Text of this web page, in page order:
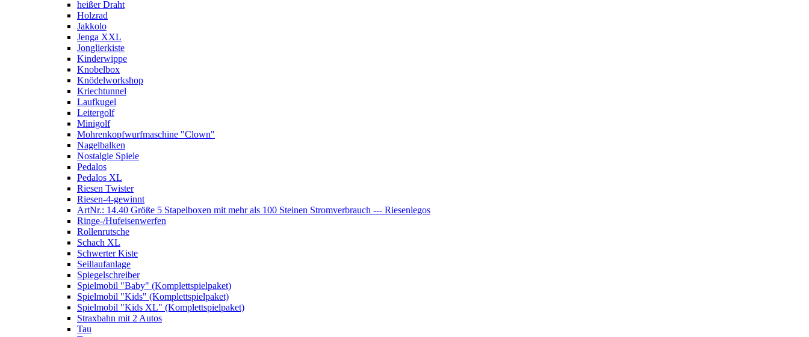
heißer Draht
Holzrad
Jakkolo
Jenga XXL
Jonglierkiste
Kinderwippe
Knobelbox
Knödelworkshop
Kriechtunnel
Laufkugel
Leitergolf
Minigolf
Mohrenkopfwurfmaschine "Clown"
Nagelbalken
Nostalgie Spiele
Pedalos
Pedalos XL
Riesen Twister
Riesen-4-gewinnt
ArtNr.: 14.40 Größe 5 Stapelboxen mit mehr als 100 Steinen Stromverbrauch --- Riesenlegos
Ringe-/Hufeisenwerfen
Rollenrutsche
Schach XL
Schwerter Kiste
Seillaufanlage
Spiegelschreiber
Spielmobil "Baby" (Komplettspielpaket)
Spielmobil "Kids" (Komplettspielpaket)
Spielmobil "Kids XL" (Komplettspielpaket)
Straxbahn mit 2 Autos
Tau